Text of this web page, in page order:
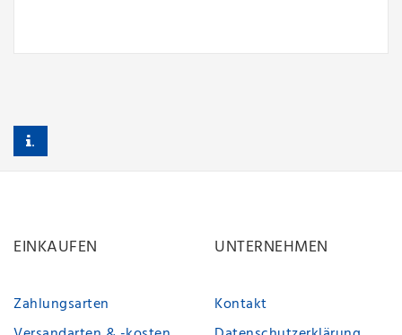
.
EINKAUFEN
Zahlungsarten
UNTERNEHMEN
Kontakt